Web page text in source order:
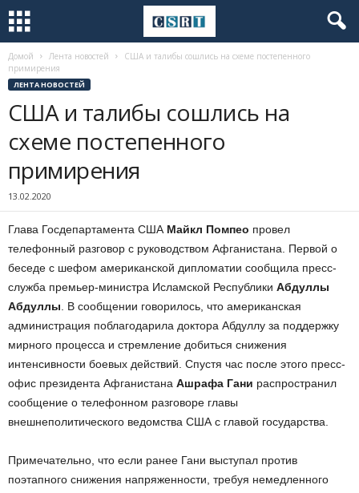
Домой Лента новостей
США и талибы сошлись на схеме постепенного
примирения
ЛЕНТА НОВОСТЕЙ
США и талибы сошлись на
схеме постепенного
примирения
13.02.2020
Глава Госдепартамента США Майкл Помпео провел
телефонный разговор с руководством Афганистана. Первой о
беседе с шефом американской дипломатии сообщила пресс-
служба премьер-министра Исламской Республики Абдуллы
Абдуллы . В сообщении говорилось, что американская
администрация поблагодарила доктора Абдуллу за поддержку
мирного процесса и стремление добиться снижения
интенсивности боевых действий. Спустя час после этого пресс-
офис президента Афганистана Ашрафа Гани распространил
сообщение о телефонном разговоре главы
внешнеполитического ведомства США с главой государства.
Примечательно, что если ранее Гани выступал против
поэтапного снижения напряженности, требуя немедленного